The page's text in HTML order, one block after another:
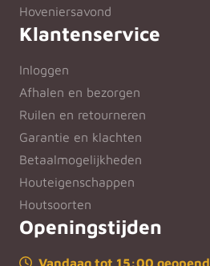
Hoveniersavond
Klantenservice
Inloggen
Afhalen en bezorgen
Ruilen en retourneren
Garantie en klachten
Betaalmogelijkheden
Houteigenschappen
Houtsoorten
Openingstijden
Vandaag tot 15:00 geopend